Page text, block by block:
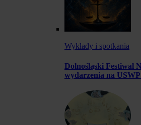
Wykłady i spotkania
Dolnośląski Festiwal
wydarzenia na